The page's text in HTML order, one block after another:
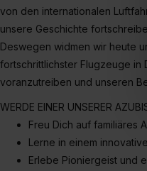
von den internationalen
unsere Geschichte
Deswegen widmen wir heute
fortschrittlichster Flugzeuge in
voranzutreiben und unseren
WERDE EINER UNSERER
Freu Dich auf familiäres
Lerne in einem
Erlebe Pioniergeist und